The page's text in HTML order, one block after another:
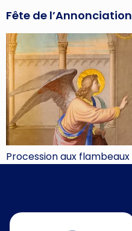
Fête de l’Annonciation
Procession aux flambeaux